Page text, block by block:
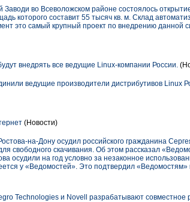
во Всеволожском районе состоялось
которого составит 55 тысяч кв. м. Склад
это самый крупный проект по внедрению данной
внедрять все ведущие Linux-компании России.
ведущие производители дистрибутивов Linux
(Новости)
на-Дону осудил российского гражданина
свободного скачивания. Об этом рассказал
осудили на год условно за незаконное
у «Ведомостей». Это подтвердил
Technologies и Novell разрабатывают